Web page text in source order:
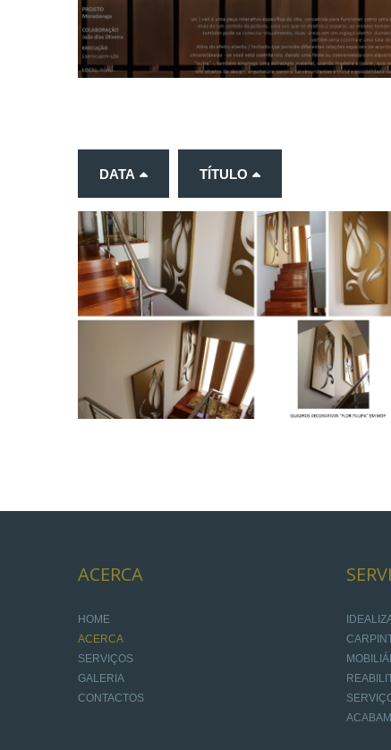
DATA TÍTULO
TRABALHOS PERSONALIZADOS_2
ACERCA
HOME
ACERCA
SERVIÇOS
GALERIA
CONTACTOS